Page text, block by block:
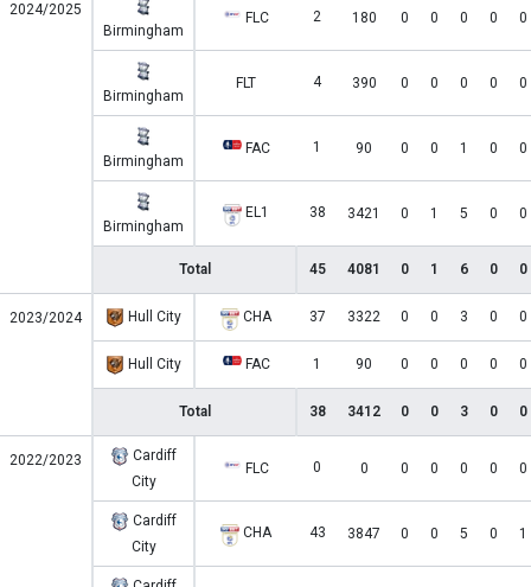
2024/2025
Birmingham
FLC 2 180 0 0 0 0 0
Birmingham
FLT 4 390 0 0 0 0 0
Birmingham
FAC 1 90 0 0 1 0 0
Birmingham
EL1 38 3421 0 1 5 0 0
Total 45 4081 0 1 6 0 0
2023/2024 Hull City CHA 37 3322 0 0 3 0 0
Hull City FAC 1 90 0 0 0 0 0
Total 38 3412 0 0 3 0 0
2022/2023
Cardiff
City
FLC 0 0 0 0 0 0 0
Cardiff
City
CHA 43 3847 0 0 5 0 1